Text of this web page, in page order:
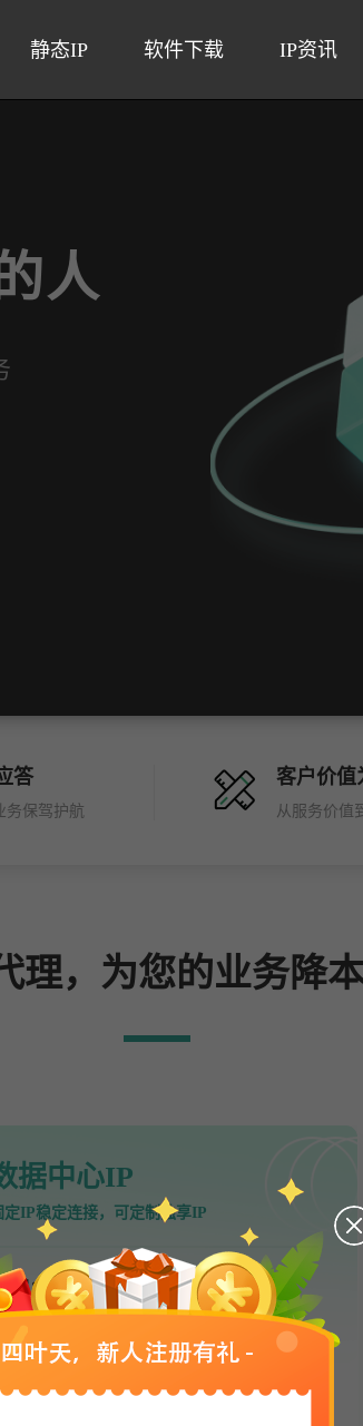
静态IP 软件下载 IP资讯
人
答
务保驾护航
客户价值
从服务价值
理，为您的业务降
据中心IP
定IP稳定连接，可定制独享IP
宽：5M、10M、20M
议支持：HTTP/Socks5
名度：高匿